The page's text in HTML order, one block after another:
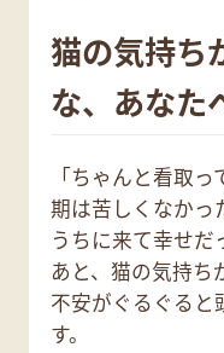
猫の気持ち
な、あなた
「ちゃんと看取
期は苦しくなかっ
うちに来て幸せだ
あと、猫の気持ち
不安がぐるぐると
す。